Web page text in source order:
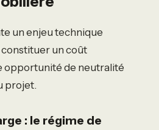
un enjeu technique
un coût
opportunité de neutralité
projet.
: le régime de